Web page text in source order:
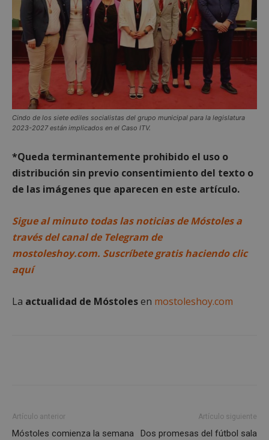
Cindo de los siete ediles socialistas del grupo municipal para la legislatura
2023-2027 están implicados en el Caso ITV.
*Queda terminantemente prohibido el uso o
distribución sin previo consentimiento del texto o
de las imágenes que aparecen en este artículo.
Sigue al minuto todas las noticias de Móstoles a
través del canal de Telegram de
mostoleshoy.com. Suscríbete gratis haciendo clic
aquí
La actualidad de Móstolesen mostoleshoy.com
Artículo anterior
Móstoles comienza la semana
Artículo siguiente
Dos promesas del fútbol sala
Cookies de
preferencias
Cookies de
funcionalidad
Cookies no clasificadas
Cookies estrictamente necesarias
Cookies de rendimiento
Cookies de funcionalidad
Cookies no clasificadas
las cookies estrictamente necesarias.